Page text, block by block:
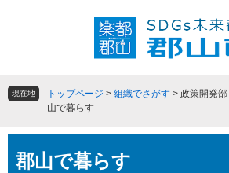
頭
飛現在地 トップページ > 組織でさがす > 政策開発部
山で暮らす
文郡山で暮らす